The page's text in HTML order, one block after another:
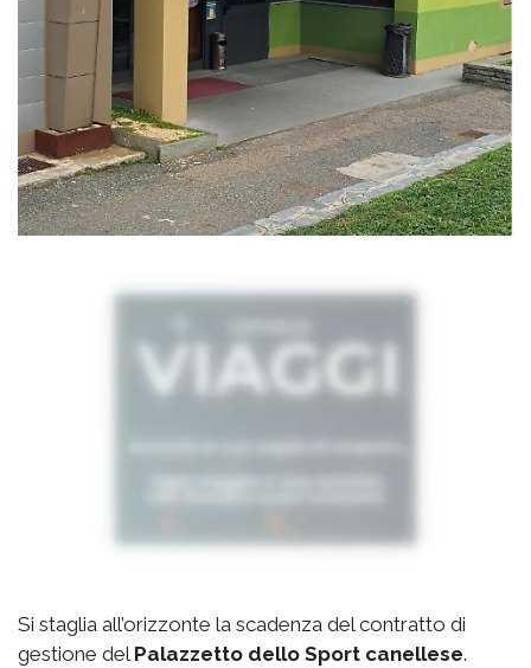
Si staglia all’orizzonte la scadenza del contratto di
gestione del Palazzetto dello Sport canellese.